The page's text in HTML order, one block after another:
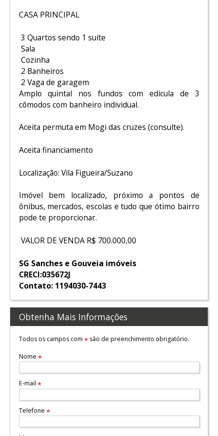
CASA PRINCIPAL
3 Quartos sendo 1 suíte
Sala
Cozinha
2 Banheiros
2 Vaga de garagem
Amplo quintal nos fundos com edícula de 3
cômodos com banheiro individual.
Aceita permuta em Mogi das cruzes (consulte).
Aceita financiamento
Localização: Vila Figueira/Suzano
Imóvel bem localizado, próximo a pontos de
ônibus, mercados, escolas e tudo que ótimo bairro
pode te proporcionar.
VALOR DE VENDA R$ 700.000,00
SG Sanches e Gouveia imóveis
CRECI:035672J
Contato: 1194030-7443
Obtenha Mais Informações
Todos os campos com *são de preenchimento obrigatório.
Nome *
E-mail *
Telefone *